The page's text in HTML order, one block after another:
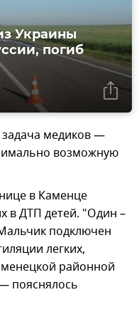
Украины
погиб
задача медиков —
возможную
в Каменце
в ДТП детей. "Один –
подключен
легких,
районной
пояснялось